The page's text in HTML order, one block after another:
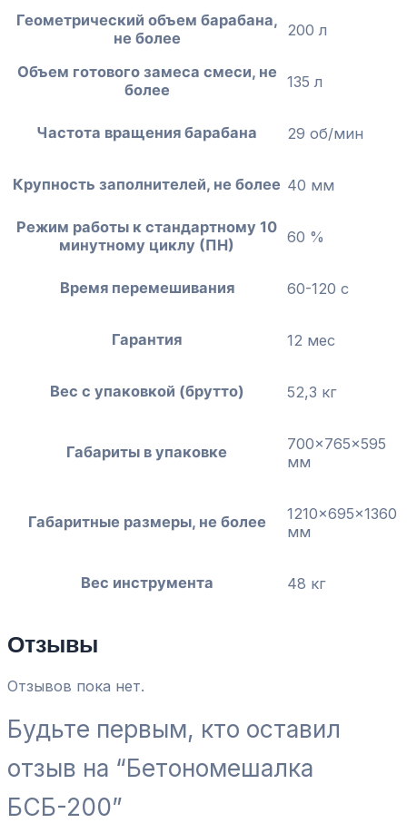
Геометрический объем барабана,
не более
200 л
Объем готового замеса смеси, не
более
135 л
Частота вращения барабана 29 об/мин
Крупность заполнителей, не более 40 мм
Режим работы к стандартному 10
минутному циклу (ПН)
60 %
Время перемешивания 60-120 с
Гарантия 12 мес
Вес с упаковкой (брутто) 52,3 кг
Габариты в упаковке
700x765x595
мм
Габаритные размеры, не более
1210x695x1360
мм
Вес инструмента 48 кг
Отзывы
Отзывов пока нет.
Будьте первым, кто оставил
отзыв на “Бетономешалка
БСБ-200”